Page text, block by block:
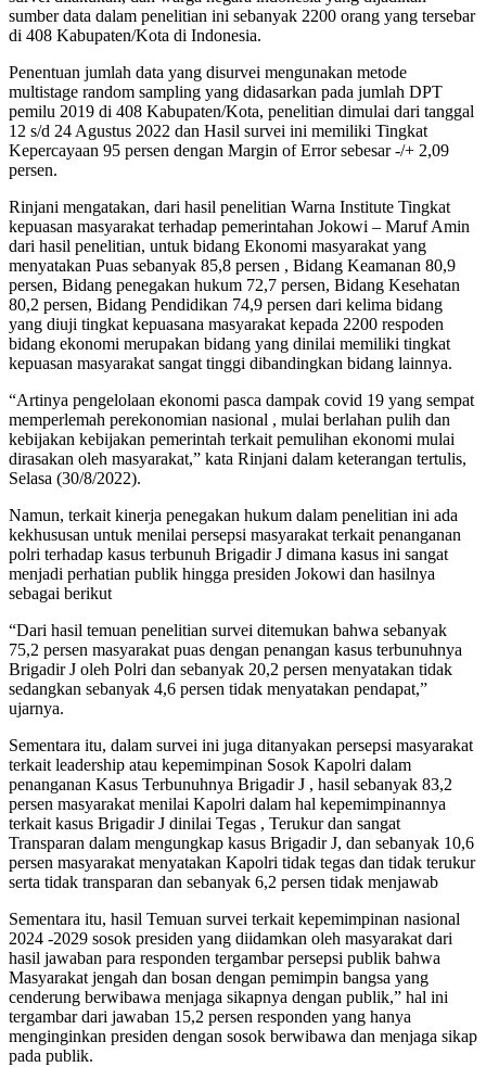
sumber data dalam penelitian ini sebanyak 2200 orang yang tersebar
di 408 Kabupaten/Kota di Indonesia.
Penentuan jumlah data yang disurvei mengunakan metode
multistage random sampling yang didasarkan pada jumlah DPT
pemilu 2019 di 408 Kabupaten/Kota, penelitian dimulai dari tanggal
12 s/d 24 Agustus 2022 dan Hasil survei ini memiliki Tingkat
Kepercayaan 95 persen dengan Margin of Error sebesar -/+ 2,09
persen.
Rinjani mengatakan, dari hasil penelitian Warna Institute Tingkat
kepuasan masyarakat terhadap pemerintahan Jokowi – Maruf Amin
dari hasil penelitian, untuk bidang Ekonomi masyarakat yang
menyatakan Puas sebanyak 85,8 persen , Bidang Keamanan 80,9
persen, Bidang penegakan hukum 72,7 persen, Bidang Kesehatan
80,2 persen, Bidang Pendidikan 74,9 persen dari kelima bidang
yang diuji tingkat kepuasana masyarakat kepada 2200 respoden
bidang ekonomi merupakan bidang yang dinilai memiliki tingkat
kepuasan masyarakat sangat tinggi dibandingkan bidang lainnya.
“Artinya pengelolaan ekonomi pasca dampak covid 19 yang sempat
memperlemah perekonomian nasional , mulai berlahan pulih dan
kebijakan kebijakan pemerintah terkait pemulihan ekonomi mulai
dirasakan oleh masyarakat,” kata Rinjani dalam keterangan tertulis,
Selasa (30/8/2022).
Namun, terkait kinerja penegakan hukum dalam penelitian ini ada
kekhususan untuk menilai persepsi masyarakat terkait penanganan
polri terhadap kasus terbunuh Brigadir J dimana kasus ini sangat
menjadi perhatian publik hingga presiden Jokowi dan hasilnya
sebagai berikut
“Dari hasil temuan penelitian survei ditemukan bahwa sebanyak
75,2 persen masyarakat puas dengan penangan kasus terbunuhnya
Brigadir J oleh Polri dan sebanyak 20,2 persen menyatakan tidak
sedangkan sebanyak 4,6 persen tidak menyatakan pendapat,”
ujarnya.
Sementara itu, dalam survei ini juga ditanyakan persepsi masyarakat
terkait leadership atau kepemimpinan Sosok Kapolri dalam
penanganan Kasus Terbunuhnya Brigadir J , hasil sebanyak 83,2
persen masyarakat menilai Kapolri dalam hal kepemimpinannya
terkait kasus Brigadir J dinilai Tegas , Terukur dan sangat
Transparan dalam mengungkap kasus Brigadir J, dan sebanyak 10,6
persen masyarakat menyatakan Kapolri tidak tegas dan tidak terukur
serta tidak transparan dan sebanyak 6,2 persen tidak menjawab
Sementara itu, hasil Temuan survei terkait kepemimpinan nasional
2024 -2029 sosok presiden yang diidamkan oleh masyarakat dari
hasil jawaban para responden tergambar persepsi publik bahwa
Masyarakat jengah dan bosan dengan pemimpin bangsa yang
cenderung berwibawa menjaga sikapnya dengan publik,” hal ini
tergambar dari jawaban 15,2 persen responden yang hanya
menginginkan presiden dengan sosok berwibawa dan menjaga sikap
pada publik.